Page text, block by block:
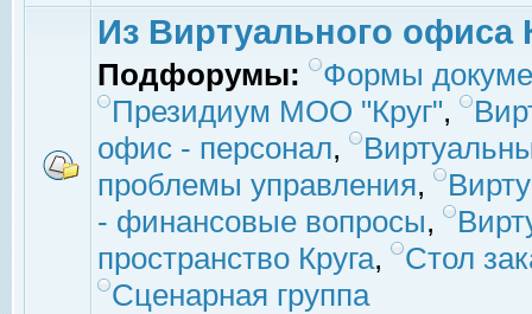
Из Виртуального офиса
Подфорумы:
Формы
Президиум МОО "Круг",
офис - персонал,
проблемы управления,
- финансовые вопросы,
пространство Круга,
Стол
Сценарная группа